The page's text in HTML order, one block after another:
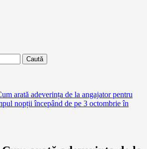
arată adeverința de la angajator pentru
nopții începând de pe 3 octombrie în